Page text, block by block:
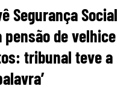
Segurança Social
de velhice
tribunal teve a